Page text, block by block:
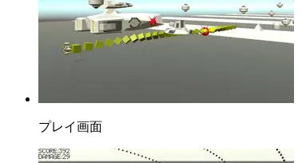
プレイ画面